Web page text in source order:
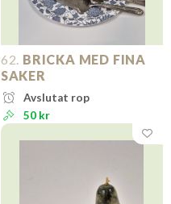
62. BRICKA MED FINA
SAKER
Avslutat rop
50 kr